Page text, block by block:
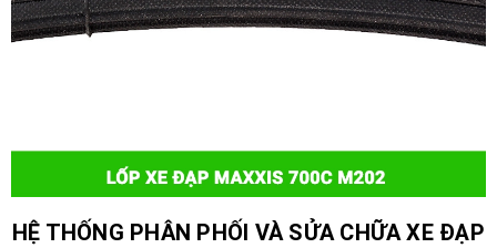
HỆ THỐNG PHÂN PHỐI VÀ SỬA CHỮA XE ĐẠP